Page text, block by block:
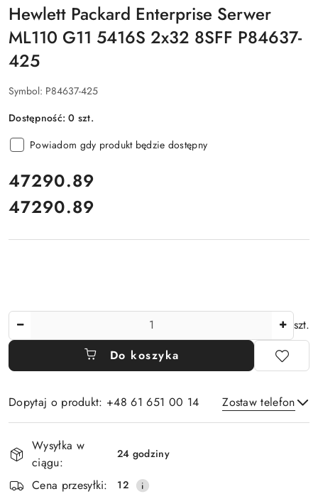
Hewlett Packard Enterprise Serwer
ML110 G11 5416S 2x32 8SFF P84637-
425
Symbol: P84637-425
Dostępność:0 szt.
Powiadom gdy produkt będzie dostępny
cena:
47290.89
Cena:
47290.89
szt.
Do koszyka
Dopytaj o produkt: +48 61 651 00 14 Zostaw telefon
Dostępność
i
dostawa
Wysyłka w
ciągu:
24 godziny
Cena przesyłki: 12